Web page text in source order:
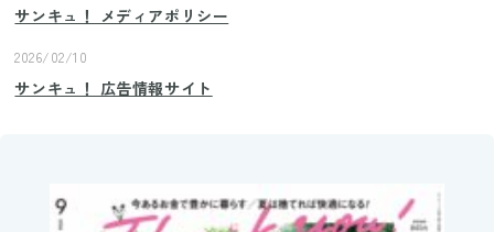
サンキュ！ メディアポリシー
2026/02/10
サンキュ！ 広告情報サイト